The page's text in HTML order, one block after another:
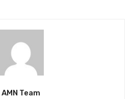
AMN Team